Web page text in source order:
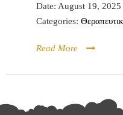
Date: August 19, 2025
Categories:
Read More